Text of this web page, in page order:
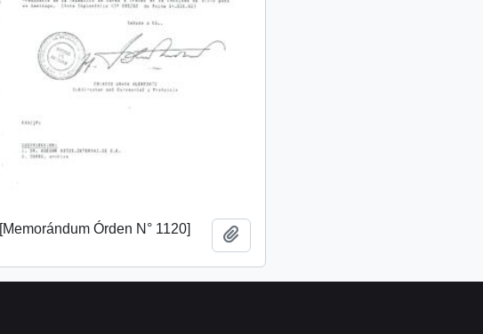
[Memorándum Órden N° 1120]